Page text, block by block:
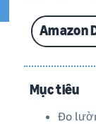
Amazon
Mục tiêu
Đo